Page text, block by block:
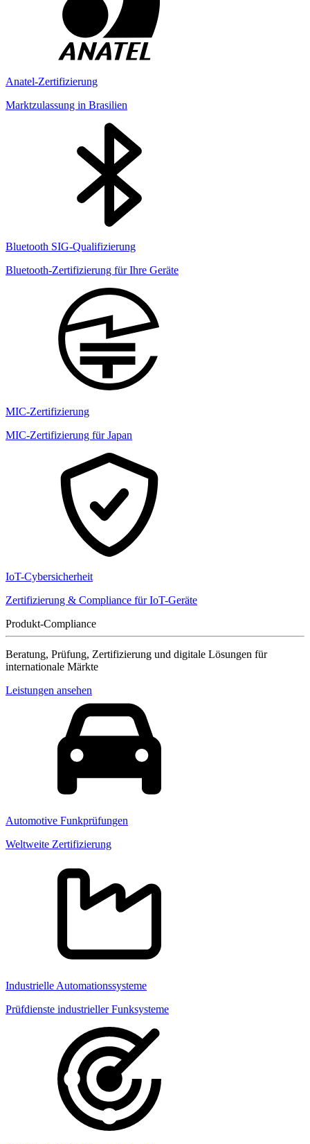
Anatel-Zertifizierung
Marktzulassung in Brasilien
Bluetooth SIG-Qualifizierung
Bluetooth-Zertifizierung für Ihre Geräte
MIC-Zertifizierung
MIC-Zertifizierung für Japan
IoT-Cybersicherheit
Zertifizierung & Compliance für IoT-Geräte
Produkt-Compliance
Beratung, Prüfung, Zertifizierung und digitale Lösungen für
internationale Märkte
Leistungen ansehen
Automotive Funkprüfungen
Weltweite Zertifizierung
Industrielle Automationssysteme
Prüfdienste industrieller Funksysteme